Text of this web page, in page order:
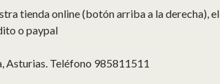
tienda online (botón arriba a la derecha), el
o paypal
Asturias. Teléfono 985811511